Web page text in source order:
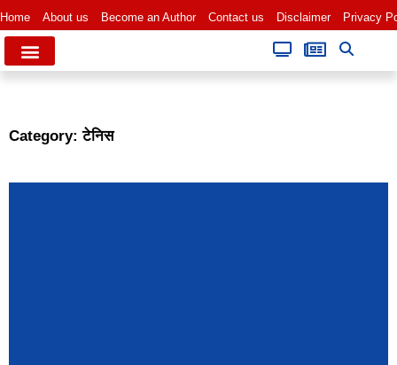
Home About us Become an Author Contact us Disclaimer Privacy
Category: टेनिस